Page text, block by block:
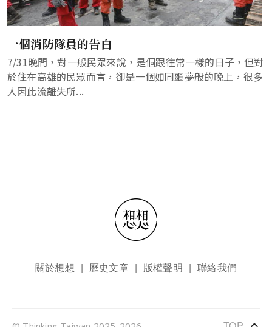
一個消防隊員的告白
7/31晚間，對一般民眾來說，是個跟往常一樣的日子，但對
於住在高雄的民眾而言，卻是一個如同噩夢般的晚上，很多
人因此流離失所...
頁尾選單關於想想 歷史文章 版權聲明 聯絡我們